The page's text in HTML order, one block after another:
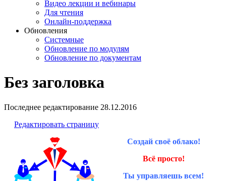
Видео лекции и вебинары
Для чтения
Онлайн-поддержка
Обновления
Системные
Обновление по модулям
Обновление по документам
Без заголовка
Последнее редактирование 28.12.2016
Редактировать страницу
Создай своё облако!
Всё просто!
Ты управляешь всем!